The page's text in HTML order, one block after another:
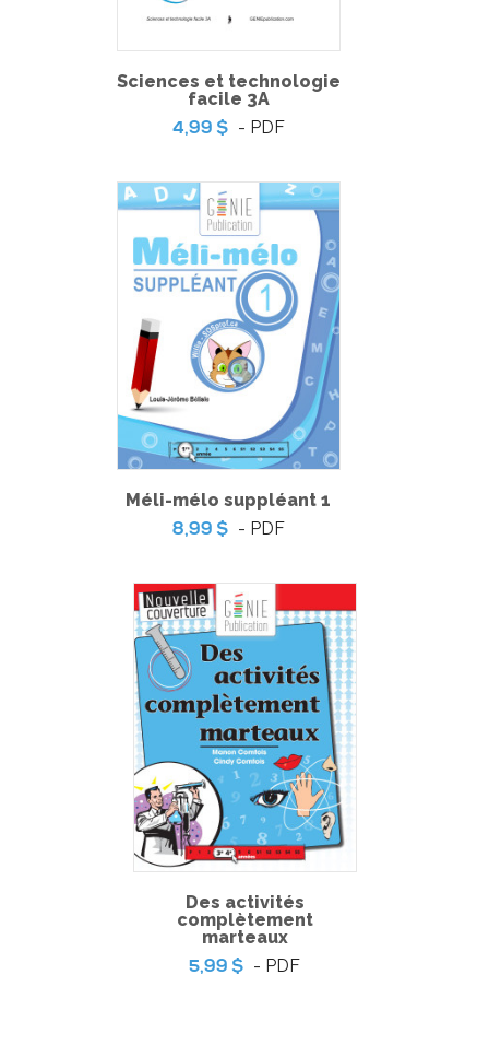
Welcome to my Castle
6,99 $-PDF
English Vocabulary 3
5,99 $- PDF
Sciences et technologie
facile 3A
4,99 $ - PDF
Méli-mélo suppléant 1
8,99 $ - PDF
Des activités
complètement
marteaux
5,99 $ - PDF